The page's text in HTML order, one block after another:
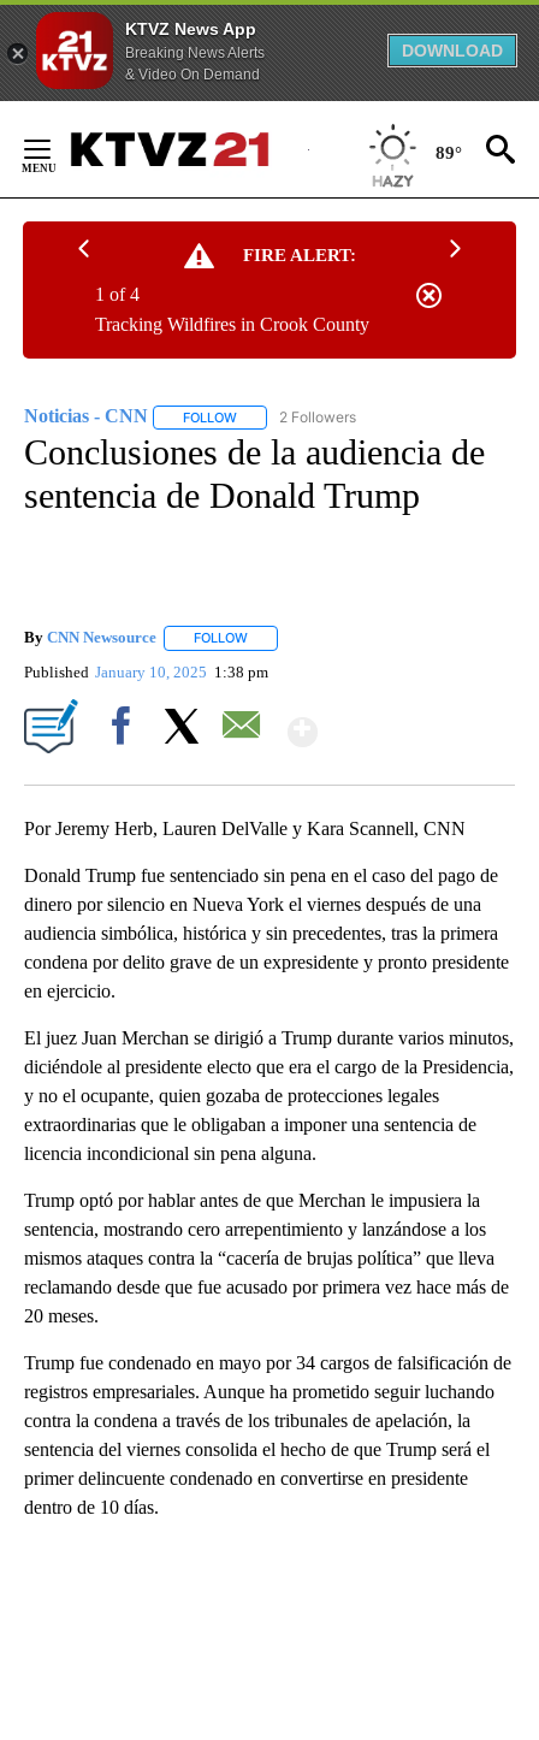
KTVZ News App
Breaking News Alerts
& Video On Demand
DOWNLOAD
Content
89°
FIRE ALERT:
Tracking Wildfires in Crook County
1 of 4
Noticias - CNN FOLLOW FOLLOW "NOTICIAS - CNN" TO RECEIVE
2 Followers
Conclusiones de la audiencia de
sentencia de Donald Trump
By CNN Newsource FOLLOW
Published January 10, 2025 1:38 pm
Por Jeremy Herb, Lauren DelValle y Kara Scannell, CNN
Donald Trump fue sentenciado sin pena en el caso del pago de
dinero por silencio en Nueva York el viernes después de una
audiencia simbólica, histórica y sin precedentes, tras la primera
condena por delito grave de un expresidente y pronto presidente
en ejercicio.
El juez Juan Merchan se dirigió a Trump durante varios minutos,
diciéndole al presidente electo que era el cargo de la Presidencia,
y no el ocupante, quien gozaba de protecciones legales
extraordinarias que le obligaban a imponer una sentencia de
licencia incondicional sin pena alguna.
Trump optó por hablar antes de que Merchan le impusiera la
sentencia, mostrando cero arrepentimiento y lanzándose a los
mismos ataques contra la “cacería de brujas política” que lleva
reclamando desde que fue acusado por primera vez hace más de
20 meses.
Trump fue condenado en mayo por 34 cargos de falsificación de
registros empresariales. Aunque ha prometido seguir luchando
contra la condena a través de los tribunales de apelación, la
sentencia del viernes consolida el hecho de que Trump será el
primer delincuente condenado en convertirse en presidente
dentro de 10 días.